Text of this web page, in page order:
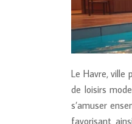
Le Havre, ville
de loisirs
s’amuser
favorisant